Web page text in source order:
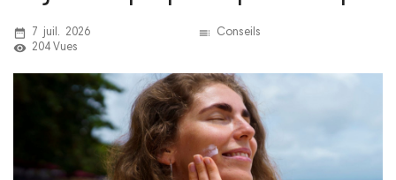
date_range 7 juil. 2026 toc Conseils
remove_red_eye 204 Vues